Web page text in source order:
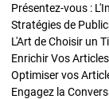
Présentez-vous :
L'Art de Choisir un
Optimiser vos
Engagez la